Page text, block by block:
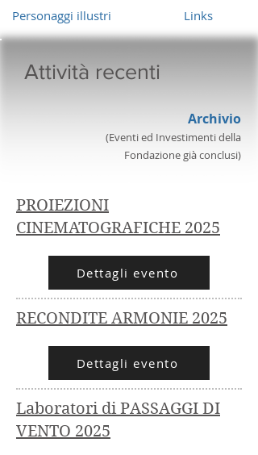
Personaggi illustri
Links
Attività recenti
Archivio
(Eventi ed Investimenti della
Fondazione già conclusi)
PROIEZIONI
CINEMATOGRAFICHE 2025
Dettagli evento
RECONDITE ARMONIE 2025
Dettagli evento
Laboratori di PASSAGGI DI
VENTO 2025